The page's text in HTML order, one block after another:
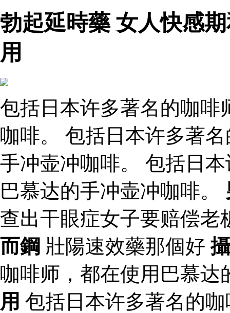
勃起延時藥 女人快感
用
包括日本许多著名的咖啡
咖啡。 包括日本许多著
手冲壶冲咖啡。 包括日
巴慕达的手冲壶冲咖啡。
查出干眼症女子要赔偿
而鋼 壯陽速效藥那個好
咖啡师，都在使用巴慕
用 包括日本许多著名的